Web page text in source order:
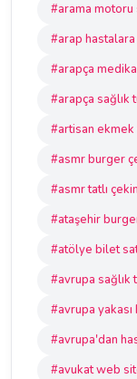
#arama motoru
#arap
#arapça
#arapça sağlık
#artisan ekmek
#asmr burger
#asmr tatlı
#ataşehir
#atölye bilet
#avrupa sağlık
#avrupa yakası
#avrupa'dan
#avukat web